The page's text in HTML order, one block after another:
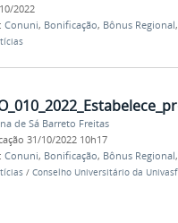
2022
Conuni, Bonificação, Bônus Regional,
de Sá Barreto Freitas
31/10/2022 10h17
Conuni, Bonificação, Bônus Regional,
/ Conselho Universitário da